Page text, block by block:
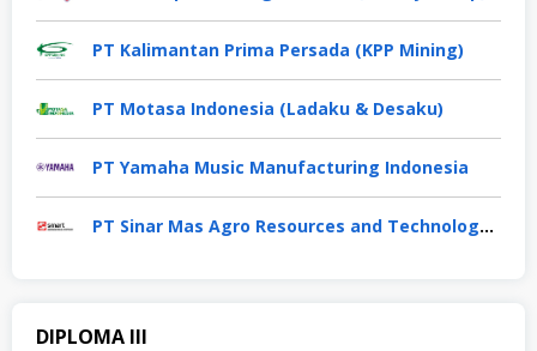
PT Kalimantan Prima Persada (KPP Mining)
PT Motasa Indonesia (Ladaku & Desaku)
PT Yamaha Music Manufacturing Indonesia
PT Sinar Mas Agro Resources and Technology Tbk
DIPLOMA III